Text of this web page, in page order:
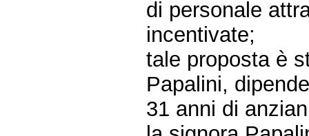
di personale
incentivate;
tale proposta è
Papalini,
31 anni di